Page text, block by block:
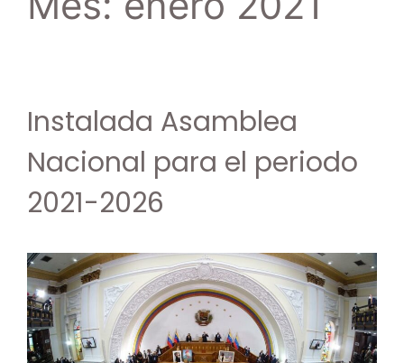
Instalada Asamblea
Nacional para el periodo
2021-2026